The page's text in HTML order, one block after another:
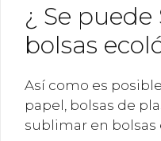
¿ Se
bolsas
Así como es
papel, bolsas de
sublimar en bolsas